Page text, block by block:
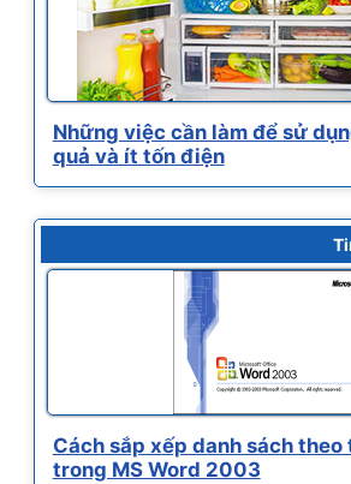
Những việc cần làm để sử
quả và ít tốn điện
Cách sắp xếp danh sách
trong MS Word 2003